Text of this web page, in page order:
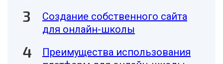
Создание собственного сайта
для онлайн-школы
Преимущества использования